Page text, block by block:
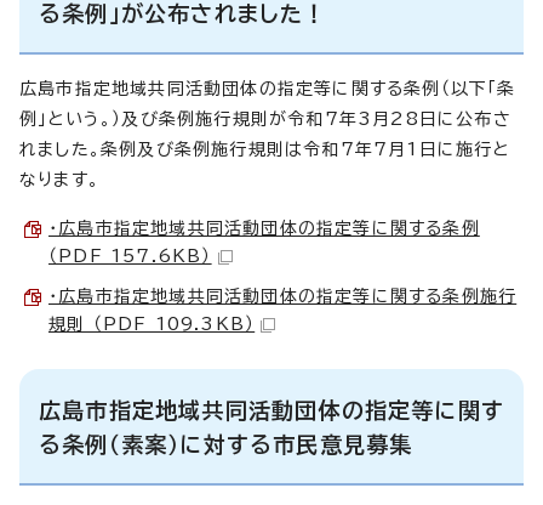
る条例」が公布されました！
広島市指定地域共同活動団体の指定等に関する条例（以下「条
例」という。）及び条例施行規則が令和7年3月28日に公布さ
れました。条例及び条例施行規則は令和7年7月1日に施行と
なります。
・広島市指定地域共同活動団体の指定等に関する条例
（PDF 157.6KB）
・広島市指定地域共同活動団体の指定等に関する条例施行
規則 （PDF 109.3KB）
広島市指定地域共同活動団体の指定等に関す
る条例（素案）に対する市民意見募集